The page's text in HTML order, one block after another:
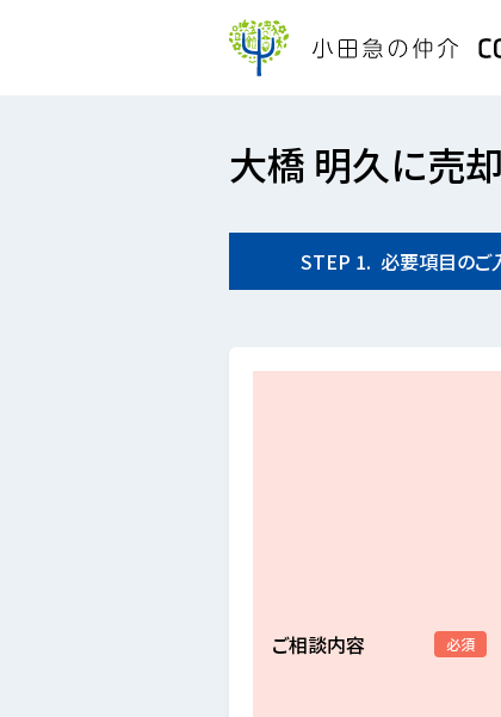
大橋 明久に売
STEP 1. 必要項目のご
ご相談内容 必須